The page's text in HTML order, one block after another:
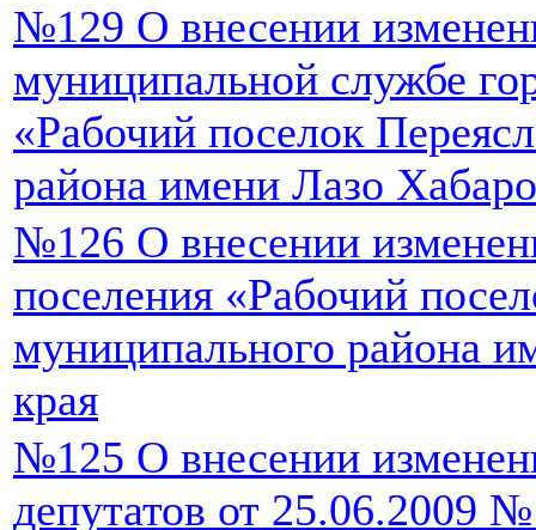
№129 О внесении
муниципальной службе
«Рабочий поселок
района имени Лазо
№126 О внесении
поселения «Рабочий
муниципального района
края
№125 О внесении
депутатов от 25.06.2009